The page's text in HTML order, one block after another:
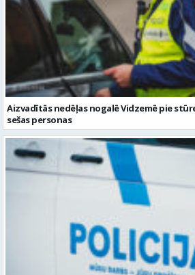
Aizvadītās nedēļas nogalē Vidzemē pie
sešas personas